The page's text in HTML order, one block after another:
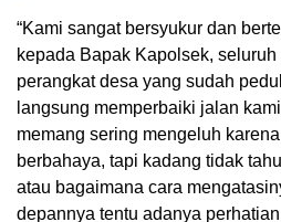
“Kami sangat bersyukur dan
kepada Bapak Kapolsek,
perangkat desa yang sudah
langsung memperbaiki jalan
memang sering mengeluh
berbahaya, tapi kadang tidak
atau bagaimana cara
depannya tentu adanya